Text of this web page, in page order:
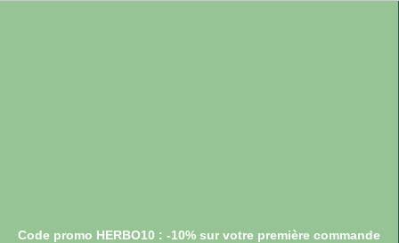
Code promo HERBO10 : -10% sur votre première commande